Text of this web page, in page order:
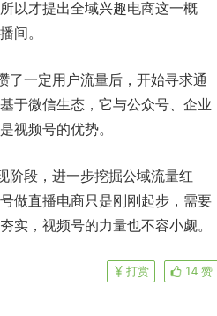
以才提出全域兴趣电商这一概
间。
一定用户流量后，开始寻求通
于微信生态，它与公众号、企业
视频号的优势。
段，进一步挖掘公域流量红
做直播电商只是刚刚起步，需要
实，视频号的力量也不容小觑。
14 赞
打赏